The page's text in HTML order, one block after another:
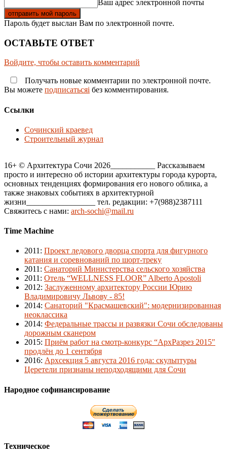
Ваш адрес электронной почты
Пароль будет выслан Вам по электронной почте.
ОСТАВЬТЕ ОТВЕТ
Войдите, чтобы оставить комментарий
Получать новые комментарии по электронной почте.
Вы можете подписатьсяi без комментирования.
Ссылки
Сочинский краевед
Строительный журнал
16+ © Архитектура Сочи 2026___________ Рассказываем
просто и интересно об истории архитектуры города курорта,
основных тенденциях формирования его нового облика, а
также знаковых событиях в архитектурной
жизни_________________ тел. редакции: +7(988)2387111
Свяжитесь с нами: arch-sochi@mail.ru
Time Machine
2011 : Проект ледового дворца спорта для фигурного
катания и соревнований по шорт-треку
2011 : Санаторий Министерства сельского хозяйства
2011 : Отель “WELLNESS FLOOR” Alberto Apostoli
2012: Заслуженному архитектору России Юрию
Владимировичу Львову - 85!
2014: Санаторий "Красмашевский": модернизированная
неоклассика
2014: Федеральные трассы и развязки Сочи обследованы
дорожным сканером
2015: Приём работ на смотр-конкурс “АрхРазрез 2015″
продлён до 1 сентября
2016: Архсекция 5 августа 2016 года: скульптуры
Церетели признаны неподходящими для Сочи
Народное софинансирование
Техническое